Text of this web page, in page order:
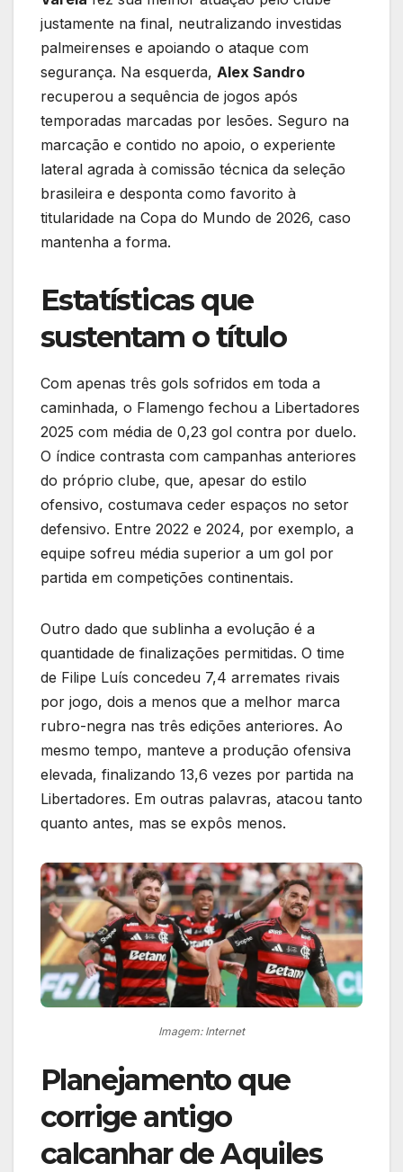
justamente na final, neutralizando investidas
palmeirenses e apoiando o ataque com
segurança. Na esquerda, Alex Sandro
recuperou a sequência de jogos após
temporadas marcadas por lesões. Seguro na
marcação e contido no apoio, o experiente
lateral agrada à comissão técnica da seleção
brasileira e desponta como favorito à
titularidade na Copa do Mundo de 2026, caso
mantenha a forma.
Estatísticas que
sustentam o título
Com apenas três gols sofridos em toda a
caminhada, o Flamengo fechou a Libertadores
2025 com média de 0,23 gol contra por duelo.
O índice contrasta com campanhas anteriores
do próprio clube, que, apesar do estilo
ofensivo, costumava ceder espaços no setor
defensivo. Entre 2022 e 2024, por exemplo, a
equipe sofreu média superior a um gol por
partida em competições continentais.
Outro dado que sublinha a evolução é a
quantidade de finalizações permitidas. O time
de Filipe Luís concedeu 7,4 arremates rivais
por jogo, dois a menos que a melhor marca
rubro-negra nas três edições anteriores. Ao
mesmo tempo, manteve a produção ofensiva
elevada, finalizando 13,6 vezes por partida na
Libertadores. Em outras palavras, atacou tanto
quanto antes, mas se expôs menos.
Imagem: Internet
Planejamento que
corrige antigo
calcanhar de Aquiles